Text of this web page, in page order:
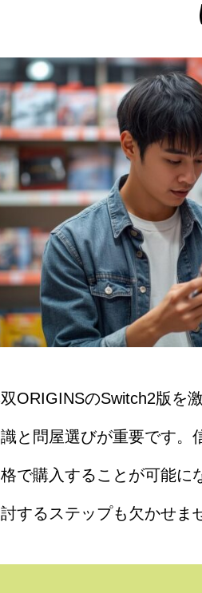
ORIGINSのSwitch2版を
と問屋選びが重要です。
で購入することが可能に
するステップも欠かせま